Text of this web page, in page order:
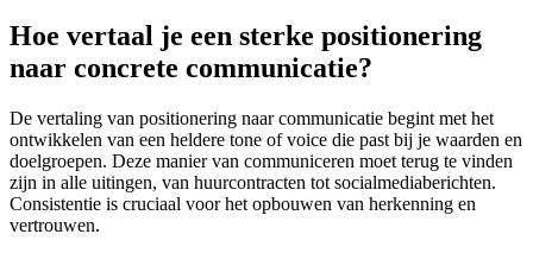
Hoe vertaal je een sterke positionering
naar concrete communicatie?
De vertaling van positionering naar communicatie begint met het
ontwikkelen van een heldere tone of voice die past bij je waarden en
doelgroepen. Deze manier van communiceren moet terug te vinden
zijn in alle uitingen, van huurcontracten tot socialmediaberichten.
Consistentie is cruciaal voor het opbouwen van herkenning en
vertrouwen.